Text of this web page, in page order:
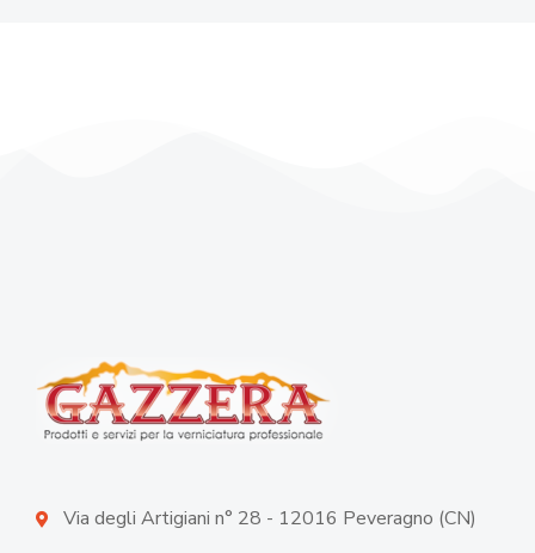
Via degli Artigiani n° 28 - 12016 Peveragno (CN)